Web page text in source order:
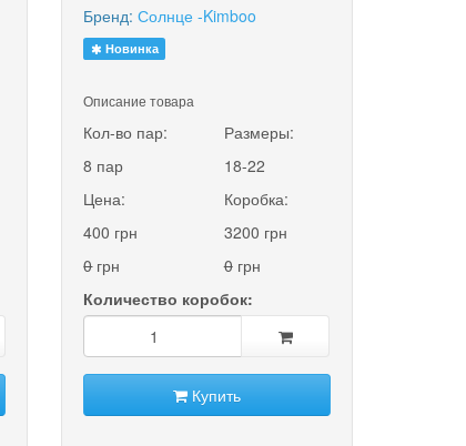
Бренд:Солнце -Kimboo
Новинка
Описание товара
Кол-во пар:
8 пар
Размеры:
18-22
Цена:
400 грн
0грн
Коробка:
3200 грн
0грн
Количество коробок:
Купить